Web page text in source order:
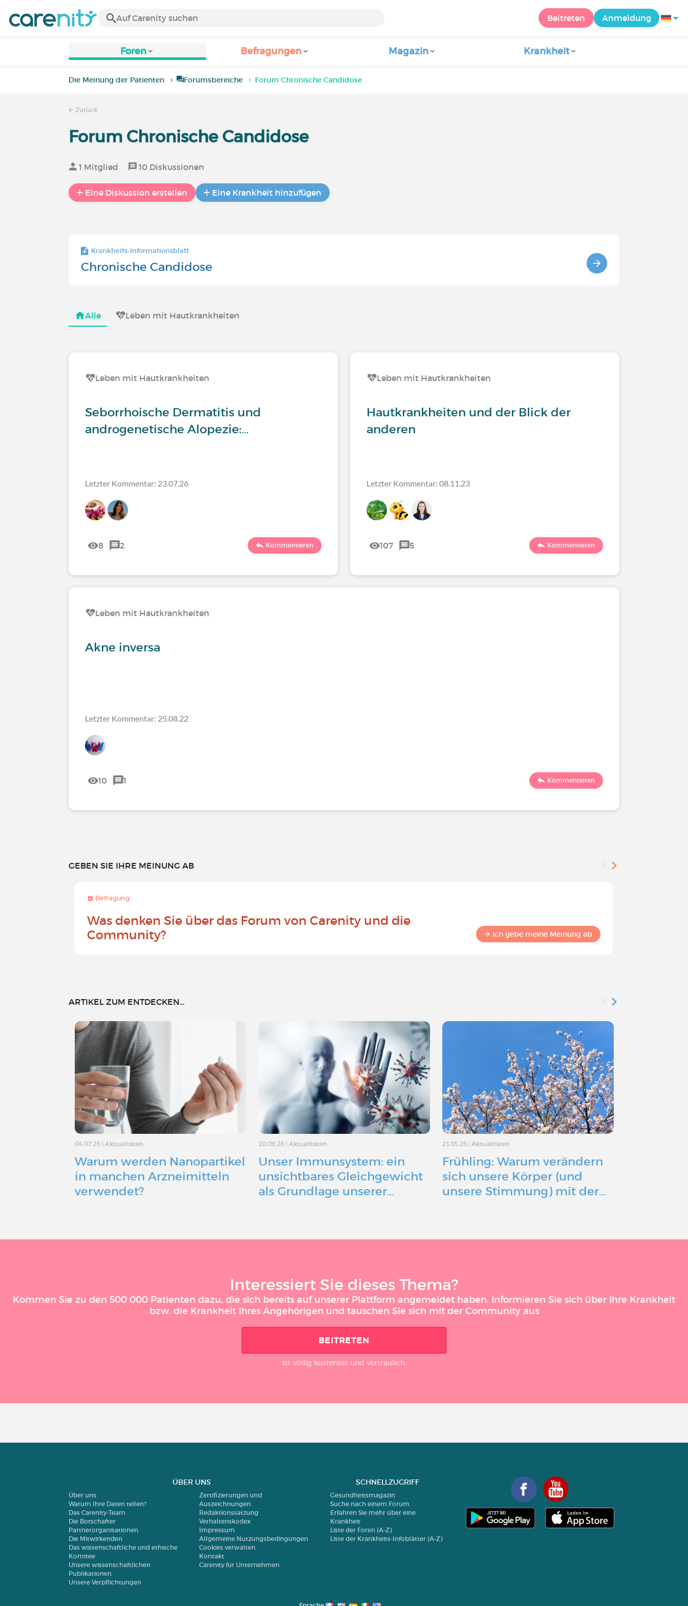
Beitreten Anmeldung
Foren Befragungen Magazin Krankheit
Die Meinung der Patienten Forumsbereiche Forum Chronische Candidose
Zurück
Forum Chronische Candidose
1 Mitglied 10 Diskussionen
Eine Diskussion erstellen Eine Krankheit hinzufügen
Krankheits-Informationsblatt
Chronische Candidose
Alle Leben mit Hautkrankheiten
Leben mit Hautkrankheiten
Seborrhoische Dermatitis und
androgenetische Alopezie:…
Letzter Kommentar: 23.07.26
8 2 Kommentieren
Leben mit Hautkrankheiten
Hautkrankheiten und der Blick der
anderen
Letzter Kommentar: 08.11.23
107 5 Kommentieren
Leben mit Hautkrankheiten
Akne inversa
Letzter Kommentar: 25.08.22
10 1 Kommentieren
GEBEN SIE IHRE MEINUNG AB
Befragung
Was denken Sie über das Forum von Carenity und die
Community?
Ich gebe meine Meinung ab
ARTIKEL ZUM ENTDECKEN...
04.07.26 |Aktualitäten
Warum werden Nanopartikel
in manchen Arzneimitteln
verwendet?
20.06.26 |Aktualitäten
Unser Immunsystem: ein
unsichtbares Gleichgewicht
als Grundlage unserer…
23.05.26 |Aktualitäten
Frühling: Warum verändern
sich unsere Körper (und
unsere Stimmung) mit der…
Interessiert Sie dieses Thema?
Kommen Sie zu den 500 000 Patienten dazu, die sich bereits auf unserer Plattform angemeldet haben. Informieren Sie sich über Ihre Krankheit
bzw. die Krankheit Ihres Angehörigen und tauschen Sie sich mit der Community aus
BEITRETEN
Ist völlig kostenlos und vertraulich.
ÜBER UNS
Über uns
Warum Ihre Daten teilen?
Das Carenity-Team
Die Botschafter
Partnerorganisationen
Die Mitwirkenden
Das wissenschaftliche und ethische
Komitee
Unsere wissenschaftlichen
Publikationen
Unsere Verpflichtungen
Zertifizierungen und
Auszeichnungen
Redaktionssatzung
Verhaltenskodex
Impressum
Allgemeine Nutzungsbedingungen
Cookies verwalten
Kontakt
Carenity für Unternehmen
SCHNELLZUGRIFF
Gesundheitsmagazin
Suche nach einem Forum
Erfahren Sie mehr über eine
Krankheit
Liste der Foren (A-Z)
Liste der Krankheits-Infoblätter (A-Z)